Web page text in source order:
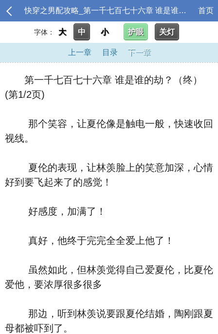
快穿之男配攻略_第一千七百七十六章 谁是谁的劫？（终） 首页
字体： 大 中 小 护眼 关灯
上一章 目录 下一章
第一千七百七十六章 谁是谁的劫？（终）
(第1/2页)
那个笑容，让夏伦像是触电一般，快速收回
视线。
夏伦的表现，让林羡脸上的笑意加深，心情
好到要飞起来了的感觉！
好感度，加满了！
真好，他终于完完全全爱上他了！
虽然如此，但林羡觉得自己爱夏伦，比夏伦
爱他，要浓厚很多很多
那边，听到林羡说要跟夏伦结婚，陶刚跟夏
母都被吓到了。